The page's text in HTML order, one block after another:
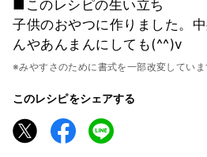
■このレシピの生い立ち
子供のおやつに作りました。
んやあんまんにしても(^^)v
※みやすさのために書式を一部改変していま
このレシピをシェアする